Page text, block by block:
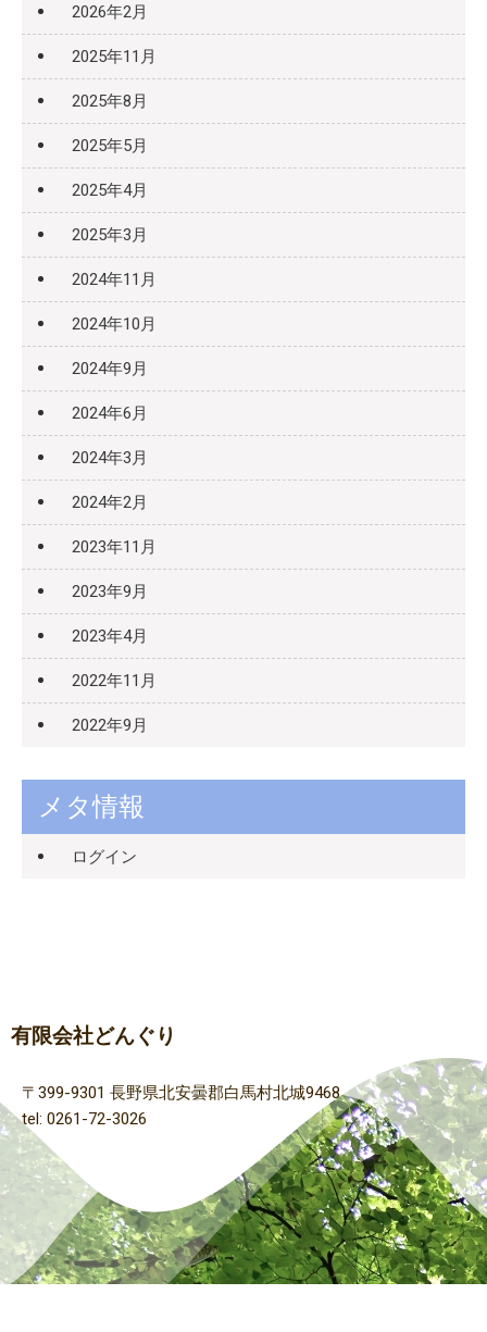
2026年2月
2025年11月
2025年8月
2025年5月
2025年4月
2025年3月
2024年11月
2024年10月
2024年9月
2024年6月
2024年3月
2024年2月
2023年11月
2023年9月
2023年4月
2022年11月
2022年9月
メタ情報
ログイン
有限会社どんぐり
〒399-9301 長野県北安曇郡白馬村北城9468
tel: 0261-72-3026